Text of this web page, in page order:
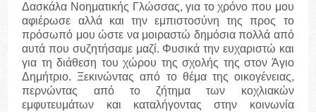
Δασκάλα Νοηματικής Γλώσσας, για το χρόνο που μου
αφιέρωσε αλλά και την εμπιστοσύνη της προς το
πρόσωπό μου ώστε να μοιραστώ δημόσια πολλά από
αυτά που συζητήσαμε μαζί. Φυσικά την ευχαριστώ και
για τη διάθεση του χώρου της σχολής της στον Άγιο
Δημήτριο. Ξεκινώντας από το θέμα της οικογένειας,
περνώντας από το ζήτημα των κοχλιακών
εμφυτευμάτων και καταλήγοντας στην κοινωνία